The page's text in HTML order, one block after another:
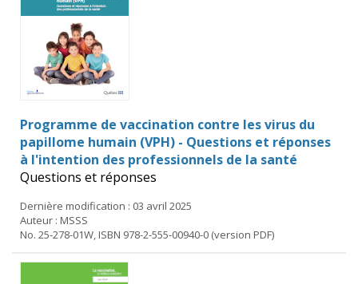
Programme de vaccination contre les virus du
papillome humain (VPH) - Questions et réponses
à l'intention des professionnels de la santé
Questions et réponses
Dernière modification : 03 avril 2025
Auteur : MSSS
No. 25-278-01W, ISBN 978-2-555-00940-0 (version PDF)